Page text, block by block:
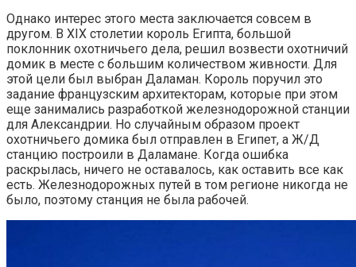
Однако интерес этого места заключается совсем в
другом. В XIX столетии король Египта, большой
поклонник охотничьего дела, решил возвести охотничий
домик в месте с большим количеством живности. Для
этой цели был выбран Даламан. Король поручил это
задание французским архитекторам, которые при этом
еще занимались разработкой железнодорожной станции
для Александрии. Но случайным образом проект
охотничьего домика был отправлен в Египет, а Ж/Д
станцию построили в Даламане. Когда ошибка
раскрылась, ничего не оставалось, как оставить все как
есть. Железнодорожных путей в том регионе никогда не
было, поэтому станция не была рабочей.